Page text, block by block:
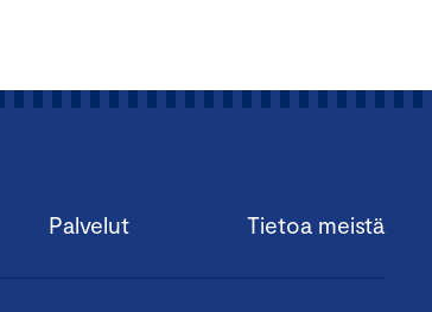
Palvelut Tietoa meistä